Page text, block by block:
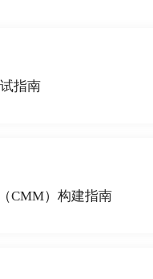
指南
CMM）构建指南